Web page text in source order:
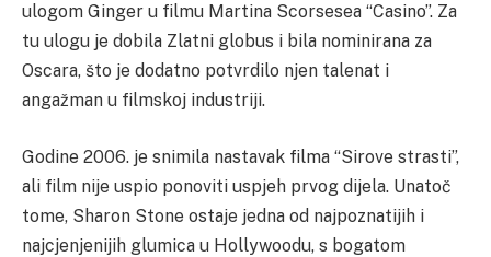
ulogom Ginger u filmu Martina Scorsesea “Casino”. Za
tu ulogu je dobila Zlatni globus i bila nominirana za
Oscara, što je dodatno potvrdilo njen talenat i
angažman u filmskoj industriji.
Godine 2006. je snimila nastavak filma “Sirove strasti”,
ali film nije uspio ponoviti uspjeh prvog dijela. Unatoč
tome, Sharon Stone ostaje jedna od najpoznatijih i
najcjenjenijih glumica u Hollywoodu, s bogatom